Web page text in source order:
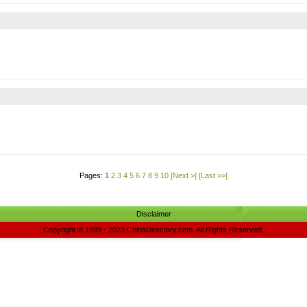
Pages: 1 2 3 4 5 6 7 8 9 10 [Next >] [Last >>]
Disclaimer
Copyright © 1999 - 2023 ChinaDirectory.com. All Rights Reserved.